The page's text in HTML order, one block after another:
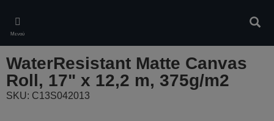
main
content
Μενού
WaterResistant Matte Canvas
Roll, 17" x 12,2 m, 375g/m2
SKU: C13S042013